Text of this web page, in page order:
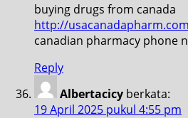
buying drugs from canada
http://
canadian pharmacy phone
Reply
Albertacicy berkata:
19 April 2025 pukul 4:55 pm